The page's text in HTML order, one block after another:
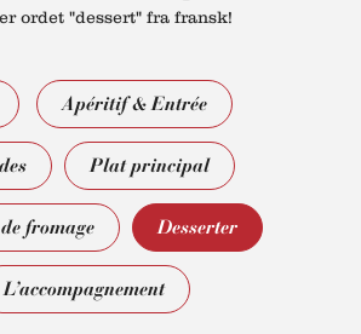
ordet "dessert" fra fransk!
Apéritif & Entrée
Plat principal
fromage Desserter
L’accompagnement